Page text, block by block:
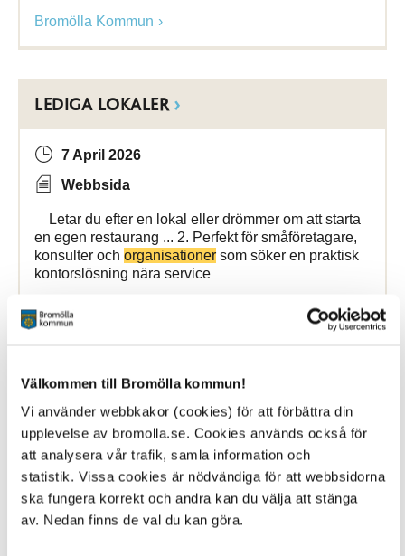
Välkommen till Bromölla kommun!
Vi använder webbkakor (cookies) för att förbättra din
upplevelse av bromolla.se. Cookies används också för
att analysera vår trafik, samla information och
statistik. Vissa cookies är nödvändiga för att webbsidorna
ska fungera korrekt och andra kan du välja att stänga
av. Nedan finns de val du kan göra.
Bromölla Kommun
LEDIGA LOKALER
7 April 2026
Webbsida
Letar du efter en lokal eller drömmer om att starta
en egen restaurang ... 2. Perfekt för småföretagare,
konsulter och organisationer som söker en praktisk
kontorslösning nära service
Bromollafritidscenter
Patientsäkerhetsberättelse
26 March 2026
Webbsida
Patientsäkerhetsberättelse Bromölla kommun
Patientsäkerhetsberättelse ... allmänheten, patienter,